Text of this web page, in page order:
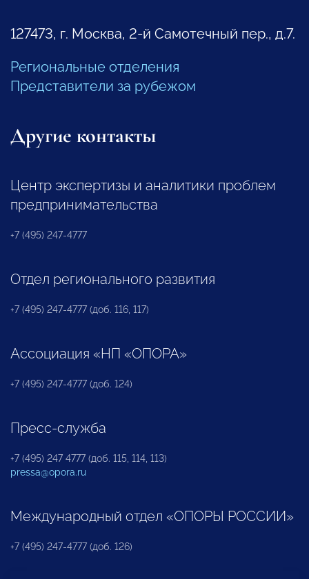
127473, г. Москва, 2-й Самотечный пер., д.7.
Региональные отделения
Представители за рубежом
Другие контакты
Центр экспертизы и аналитики проблем
предпринимательства
+7 (495) 247-4777
Отдел регионального развития
+7 (495) 247-4777 (доб. 116, 117)
Ассоциация «НП «ОПОРА»
+7 (495) 247-4777 (доб. 124)
Пресс-служба
+7 (495) 247 4777 (доб. 115, 114, 113)
pressa@opora.ru
Международный отдел «ОПОРЫ РОССИИ»
+7 (495) 247-4777 (доб. 126)